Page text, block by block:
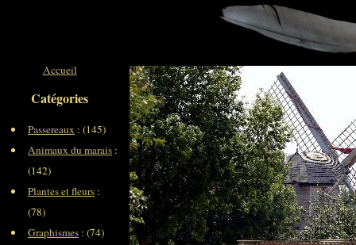
Accueil
Catégories
Passereaux : (145)
Animaux du marais :
(142)
Plantes et fleurs :
(78)
Graphismes : (74)